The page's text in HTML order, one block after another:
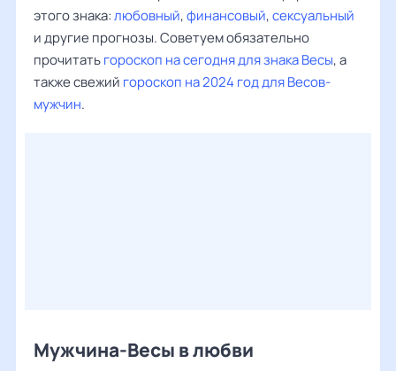
этого знака:любовный,финансовый,сексуальный
и другие прогнозы. Советуем обязательно
прочитатьгороскоп на сегодня для знака Весы, а
также свежий гороскоп на 2024 год для Весов-
мужчин.
Мужчина-Весы в любви